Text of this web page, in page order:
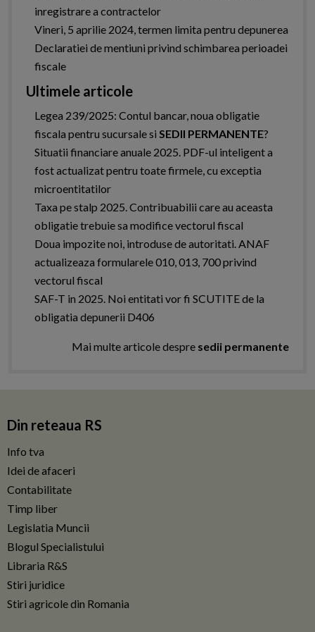
inregistrare a contractelor
Vineri, 5 aprilie 2024, termen limita pentru depunerea
Declaratiei de mentiuni privind schimbarea perioadei
fiscale
Ultimele articole
Legea 239/2025: Contul bancar, noua obligatie
fiscala pentru sucursale si SEDII PERMANENTE?
Situatii financiare anuale 2025. PDF-ul inteligent a
fost actualizat pentru toate firmele, cu exceptia
microentitatilor
Taxa pe stalp 2025. Contribuabilii care au aceasta
obligatie trebuie sa modifice vectorul fiscal
Doua impozite noi, introduse de autoritati. ANAF
actualizeaza formularele 010, 013, 700 privind
vectorul fiscal
SAF-T in 2025. Noi entitati vor fi SCUTITE de la
obligatia depunerii D406
Mai multe articole despre sedii permanente
Din reteaua RS
Info tva
Idei de afaceri
Contabilitate
Timp liber
Legislatia Muncii
Blogul Specialistului
Libraria R&S
Stiri juridice
Stiri agricole din Romania